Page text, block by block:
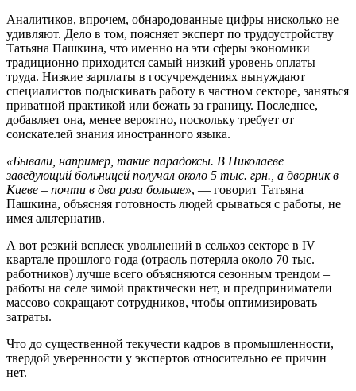
Аналитиков, впрочем, обнародованные цифры нисколько не
удивляют. Дело в том, поясняет эксперт по трудоустройству
Татьяна Пашкина, что именно на эти сферы экономики
традиционно приходится самый низкий уровень оплаты
труда. Низкие зарплаты в госучреждениях вынуждают
специалистов подыскивать работу в частном секторе, заняться
приватной практикой или бежать за границу. Последнее,
добавляет она, менее вероятно, поскольку требует от
соискателей знания иностранного языка.
«Бывали, например, такие парадоксы. В Николаеве
заведующий больницей получал около 5 тыс. грн., а дворник в
Киеве – почти в два раза больше», — говорит Татьяна
Пашкина, объясняя готовность людей срываться с работы, не
имея альтернатив.
А вот резкий всплеск увольнений в сельхоз секторе в IV
квартале прошлого года (отрасль потеряла около 70 тыс.
работников) лучше всего объясняются сезонным трендом –
работы на селе зимой практически нет, и предприниматели
массово сокращают сотрудников, чтобы оптимизировать
затраты.
Что до существенной текучести кадров в промышленности,
твердой уверенности у экспертов относительно ее причин
нет.